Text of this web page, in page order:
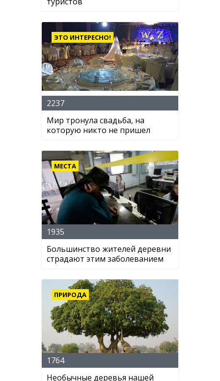
ЭТО ИНТЕРЕСНО!
2237
Мир тронула свадьба, на
которую никто не пришел
МЕСТА
1935
Большинство жителей деревни
страдают этим заболеванием
ПРИРОДА
1764
Необычные деревья нашей